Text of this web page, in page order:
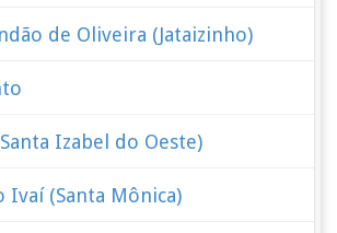
de Oliveira (Jataizinho)
Izabel do Oeste)
Ivaí (Santa Mônica)